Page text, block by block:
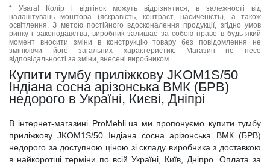
* Увага! Колір і відтінок можуть відрізнятися, в залежності від
налаштувань монітора (яскравість, контраст, насиченість), а також
освітлення. З метою постійного вдосконалення продукції, згідно умов
ринку і законодавства, виробник залишає за собою право в будь-який
момент вносити зміни в конструкцію товару без повідомлення не
змінюючи його загальних характеристик. Магазин не несе
відповідальності за зміни, внесені виробником.
Купити тумбу приліжкову JKOM1S/50
Індіана сосна арізонська ВМК (БРВ)
недорого в Україні, Києві, Дніпрі
В інтернет-магазині ProMebli.ua ми пропонуємо купити тумбу
приліжкову JKOM1S/50 Індіана сосна арізонська ВМК (БРВ)
недорого за доступною ціною зі складу виробника з доставкою
в найкоротші терміни по всій Україні, Київ, Дніпро. Оплата за